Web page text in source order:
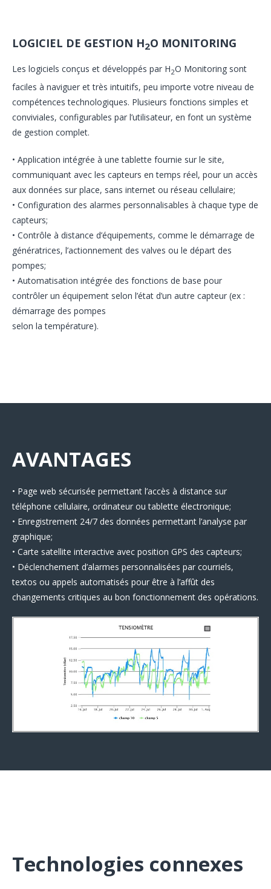
LOGICIEL DE GESTION H2O MONITORING
Les logiciels conçus et développés par H2O Monitoring sont
faciles à naviguer et très intuitifs, peu importe votre niveau de
compétences technologiques. Plusieurs fonctions simples et
conviviales, configurables par l’utilisateur, en font un système
de gestion complet.
• Application intégrée à une tablette fournie sur le site,
communiquant avec les capteurs en temps réel, pour un accès
aux données sur place, sans internet ou réseau cellulaire;
• Configuration des alarmes personnalisables à chaque type de
capteurs;
• Contrôle à distance d’équipements, comme le démarrage de
génératrices, l’actionnement des valves ou le départ des
pompes;
• Automatisation intégrée des fonctions de base pour
contrôler un équipement selon l’état d’un autre capteur (ex :
démarrage des pompes
selon la température).
AVANTAGES
• Page web sécurisée permettant l’accès à distance sur
téléphone cellulaire, ordinateur ou tablette électronique;
• Enregistrement 24/7 des données permettant l’analyse par
graphique;
• Carte satellite interactive avec position GPS des capteurs;
• Déclenchement d’alarmes personnalisées par courriels,
textos ou appels automatisés pour être à l’affût des
changements critiques au bon fonctionnement des opérations.
Technologies connexes